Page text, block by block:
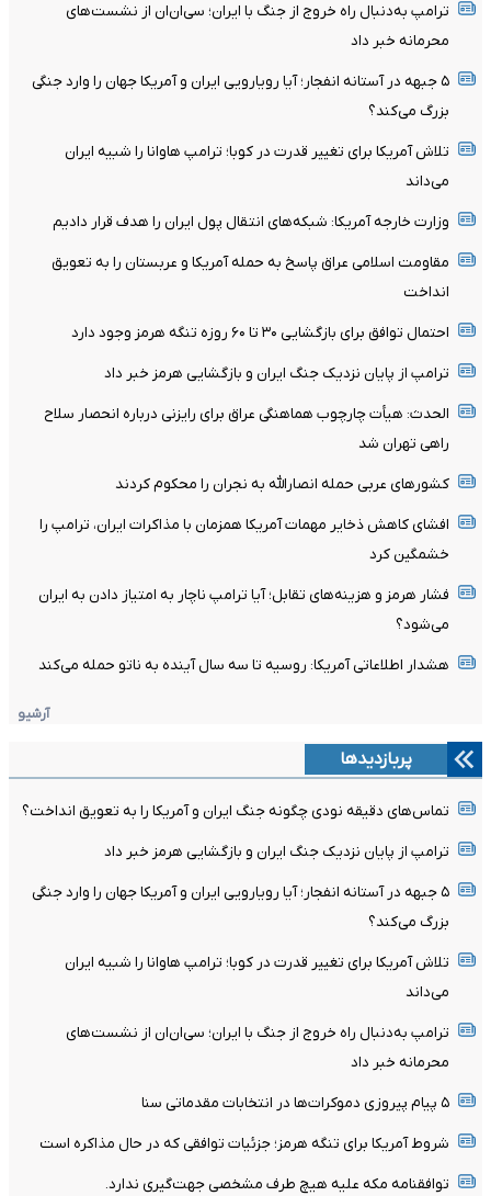
ترامپ به‌دنبال راه خروج از جنگ با ایران؛ سی‌ان‌ان از نشست‌های
محرمانه خبر داد
۵ جبهه در آستانه انفجار؛ آیا رویارویی ایران و آمریکا جهان را وارد جنگی
بزرگ می‌کند؟
تلاش آمریکا برای تغییر قدرت در کوبا؛ ترامپ هاوانا را شبیه ایران
می‌داند
وزارت خارجه آمریکا: شبکه‌های انتقال پول ایران را هدف قرار دادیم
مقاومت اسلامی عراق پاسخ به حمله آمریکا و عربستان را به تعویق
انداخت
احتمال توافق برای بازگشایی ۳۰ تا ۶۰ روزه تنگه هرمز وجود دارد
ترامپ از پایان نزدیک جنگ ایران و بازگشایی هرمز خبر داد
الحدث: هیأت چارچوب هماهنگی عراق برای رایزنی درباره انحصار سلاح
راهی تهران شد
کشورهای عربی حمله انصارالله به نجران را محکوم کردند
افشای کاهش ذخایر مهمات آمریکا همزمان با مذاکرات ایران، ترامپ را
خشمگین کرد
فشار هرمز و هزینه‌های تقابل؛ آیا ترامپ ناچار به امتیاز دادن به ایران
می‌شود؟
هشدار اطلاعاتی آمریکا: روسیه تا سه سال آینده به ناتو حمله می‌کند
آرشیو
پربازدیدها
تماس‌های دقیقه نودی چگونه جنگ ایران و آمریکا را به تعویق انداخت؟
ترامپ از پایان نزدیک جنگ ایران و بازگشایی هرمز خبر داد
۵ جبهه در آستانه انفجار؛ آیا رویارویی ایران و آمریکا جهان را وارد جنگی
بزرگ می‌کند؟
تلاش آمریکا برای تغییر قدرت در کوبا؛ ترامپ هاوانا را شبیه ایران
می‌داند
ترامپ به‌دنبال راه خروج از جنگ با ایران؛ سی‌ان‌ان از نشست‌های
محرمانه خبر داد
۵ پیام پیروزی دموکرات‌ها در انتخابات مقدماتی سنا
شروط آمریکا برای تنگه هرمز؛ جزئیات توافقی که در حال مذاکره است
توافقنامه مکه علیه هیچ طرف مشخصی جهت‌گیری ندارد.